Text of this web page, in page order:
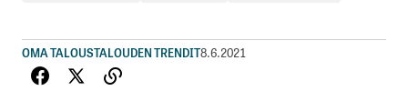
OMA TALOUSTALOUDEN TRENDIT8.6.2021